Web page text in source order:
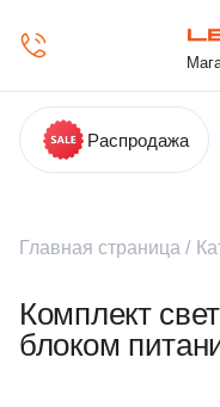
Распродажа
Главная страница /
Комплект
блоком